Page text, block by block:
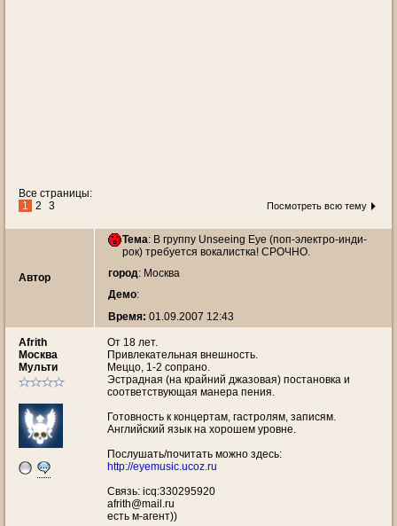
Все страницы:
1
2 3 Посмотреть всю тему
Автор
Тема: В группу Unseeing Eye (поп-электро-инди-
рок) требуется вокалистка! СРОЧНО.
город: Москва
Демо:
Время: 01.09.2007 12:43
Afrith
Москва
Мульти
От 18 лет.
Привлекательная внешность.
Меццо, 1-2 сопрано.
Эстрадная (на крайний джазовая) постановка и
соответствующая манера пения.
Готовность к концертам, гастролям, записям.
Английский язык на хорошем уровне.
Послушать/почитать можно здесь:
http://eyemusic.ucoz.ru
Связь: icq:330295920
afrith@mail.ru
есть м-агент))